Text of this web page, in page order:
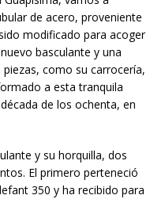
de acero, proveniente
modificado para acoger
basculante y una
como su carrocería,
a esta tranquila
de los ochenta, en
y su horquilla, dos
El primero perteneció
350 y ha recibido para